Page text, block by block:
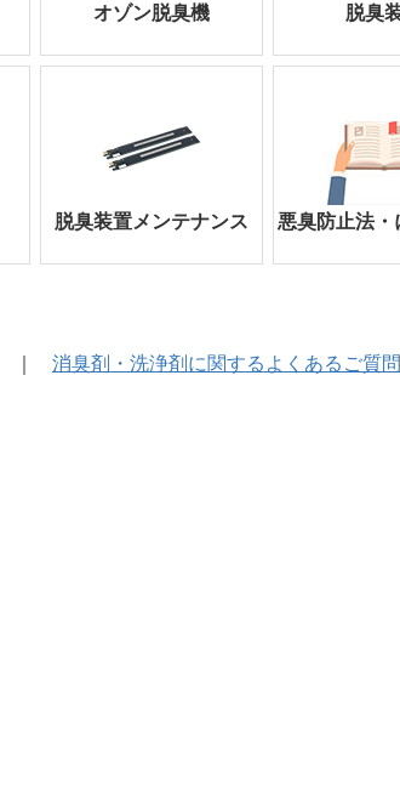
オゾン脱臭機 脱臭
脱臭装置メンテナンス 悪臭防止法・
消臭剤・洗浄剤に関するよくあるご質